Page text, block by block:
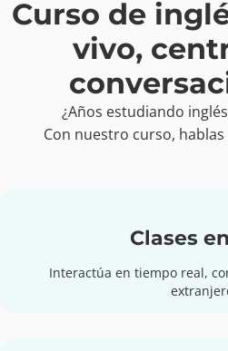
Curso de
vivo,
¿Años estudiando
Con nuestro curso,
Clases
Interactúa en tiempo real,